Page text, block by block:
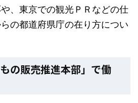
、東京での観光ＰＲなどの仕
の都道府県庁の在り方につい
の販売推進本部」で働